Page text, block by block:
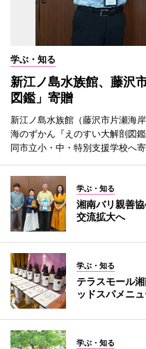
学ぶ・知る
新江ノ島水族館、藤沢
図鑑」寄贈
新江ノ島水族館（藤沢市片瀬海
海のずかん『えのすい大解剖図
同市立小・中・特別支援学校へ寄
学ぶ・知る
湘南バリ親善
交流拡大へ
学ぶ・知る
テラスモール
ッドスパメニ
学ぶ・知る